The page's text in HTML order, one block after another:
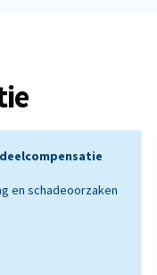
en schadeoorzaken